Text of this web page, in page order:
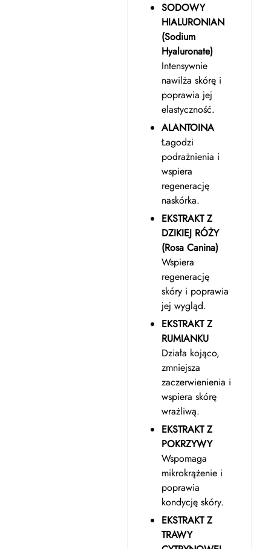
SODOWY
HIALURONIAN
(Sodium
Hyaluronate)
Intensywnie
nawilża skórę i
poprawia jej
elastyczność.
ALANTOINA
Łagodzi
podrażnienia i
wspiera
regenerację
naskórka.
EKSTRAKT Z
DZIKIEJ RÓŻY
(Rosa Canina)
Wspiera
regenerację
skóry i poprawia
jej wygląd.
EKSTRAKT Z
RUMIANKU
Działa kojąco,
zmniejsza
zaczerwienienia i
wspiera skórę
wrażliwą.
EKSTRAKT Z
POKRZYWY
Wspomaga
mikrokrążenie i
poprawia
kondycję skóry.
EKSTRAKT Z
TRAWY